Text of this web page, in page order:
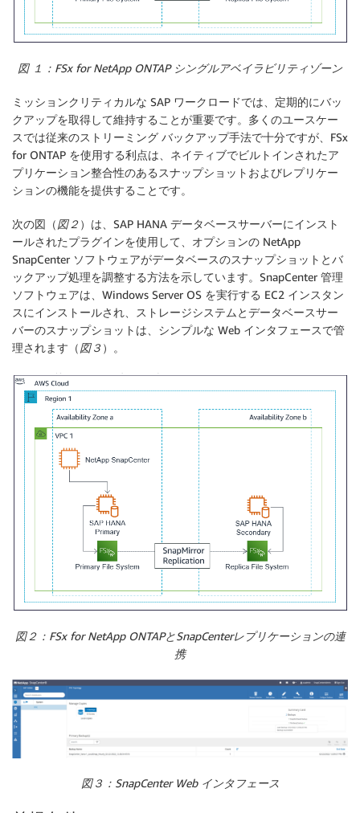
図 １：FSx for NetApp ONTAP シングルアベイラビリティゾーン
ミッションクリティカルな SAP ワークロードでは、定期的にバッ
クアップを取得して維持することが重要です。多くのユースケー
スでは従来のストリーミング バックアップ手法で十分ですが、FSx
for ONTAP を使用する利点は、ネイティブでビルトインされたア
プリケーション整合性のあるスナップショットおよびレプリケー
ションの機能を提供することです。
次の図（図２）は、SAP HANA データベースサーバーにインスト
ールされたプラグインを使用して、オプションの NetApp
SnapCenter ソフトウェアがデータベースのスナップショットとバ
ックアップ処理を調整する方法を示しています。SnapCenter 管理
ソフトウェアは、Windows Server OS を実行する EC2 インスタン
スにインストールされ、ストレージシステムとデータベースサー
バーのスナップショットは、シンプルな Web インタフェースで管
理されます（図３ ）。
図２：FSx for NetApp ONTAPとSnapCenterレプリケーションの連
携
図３：SnapCenter Web インタフェース